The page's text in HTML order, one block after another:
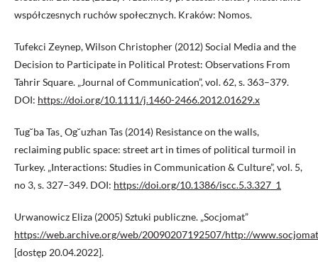
współczesnych ruchów społecznych. Kraków: Nomos.
Tufekci Zeynep, Wilson Christopher (2012) Social Media and the
Decision to Participate in Political Protest: Observations From
Tahrir Square. „Journal of Communication”, vol. 62, s. 363–379.
DOI: https://doi.org/10.1111/j.1460-2466.2012.01629.x
Tug˘ba Tas¸ Og˘uzhan Tas (2014) Resistance on the walls,
reclaiming public space: street art in times of political turmoil in
Turkey. „Interactions: Studies in Communication & Culture”, vol. 5,
no 3, s. 327–349. DOI: https://doi.org/10.1386/iscc.5.3.327_1
Urwanowicz Eliza (2005) Sztuki publiczne. „Socjomat”
https://web.archive.org/web/20090207192507/http://
[dostęp 20.04.2022].